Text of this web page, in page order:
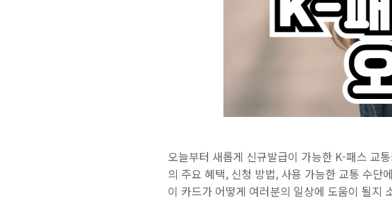
오늘부터 새롭게 신규발급이 가능한 K-패스 교
의 주요 혜택, 신청 방법, 사용 가능한 교통 수단
이 카드가 어떻게 여러분의 일상에 도움이 될지